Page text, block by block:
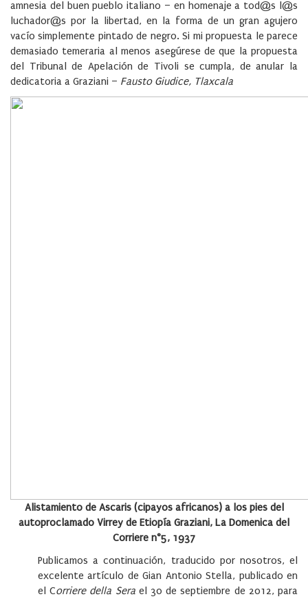
amnesia del buen pueblo italiano – en homenaje a tod@s l@s
luchador@s por la libertad, en la forma de un gran agujero
vacío simplemente pintado de negro. Si mi propuesta le parece
demasiado temeraria al menos asegúrese de que la propuesta
del Tribunal de Apelación de Tivoli se cumpla, de anular la
dedicatoria a Graziani – Fausto Giudice, Tlaxcala
Alistamiento de Ascaris (cipayos africanos) a los pies del
autoproclamado Virrey de Etiopía Graziani, La Domenica del
Corriere n°5, 1937
Publicamos a continuación, traducido por nosotros, el
excelente artículo de Gian Antonio Stella, publicado en
el Corriere della Serael 30 de septiembre de 2012, para